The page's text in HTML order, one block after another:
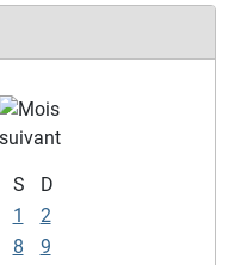
S
D
1
2
8
9